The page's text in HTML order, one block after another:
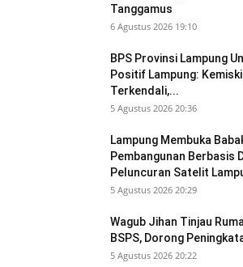
Tanggamus
6 Agustus 2026 19:10
BPS Provinsi Lampung
Positif Lampung:
Terkendali,...
5 Agustus 2026 20:36
Lampung Membuka
Pembangunan Berbasis
Peluncuran Satelit
5 Agustus 2026 20:29
Wagub Jihan Tinjau
BSPS, Dorong
5 Agustus 2026 20:22